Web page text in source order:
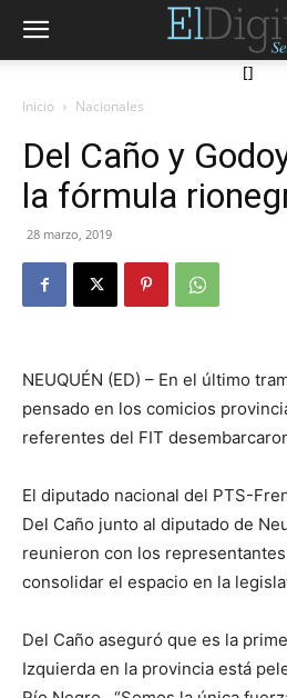
[]
Inicio Nacionales
Del Caño y
la fórmula
28 marzo, 2019
NEUQUÉN (ED) – En el último
pensado en los comicios
referentes del FIT
El diputado nacional del PTS-
Del Caño junto al diputado de
reunieron con los
consolidar el espacio en la
Del Caño aseguró que es la
Izquierda en la provincia está